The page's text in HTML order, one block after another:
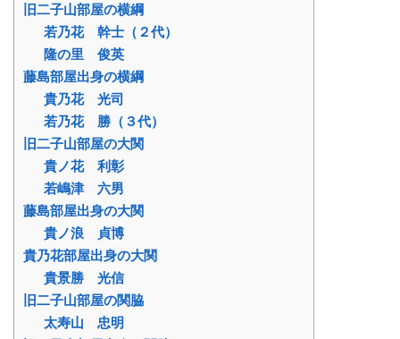
旧二子山部屋の横綱
若乃花 幹士（２代）
隆の里 俊英
藤島部屋出身の横綱
貴乃花 光司
若乃花 勝（３代）
旧二子山部屋の大関
貴ノ花 利彰
若嶋津 六男
藤島部屋出身の大関
貴ノ浪 貞博
貴乃花部屋出身の大関
貴景勝 光信
旧二子山部屋の関脇
太寿山 忠明